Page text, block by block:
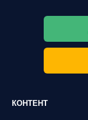
КОНТЕНТ